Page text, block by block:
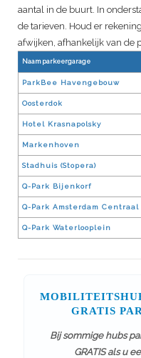
aantal in de buurt. In
de tarieven. Houd er
afwijken, afhankelijk van de
Naam parkeergarage
ParkBee Havengebouw
Oosterdok
Hotel Krasnapolsky
Markenhoven
Stadhuis (Stopera)
Q-Park Bijenkorf
Q-Park Amsterdam Centraal
Q-Park Waterlooplein
GRATIS
Bij sommige hubs
GRATIS als u